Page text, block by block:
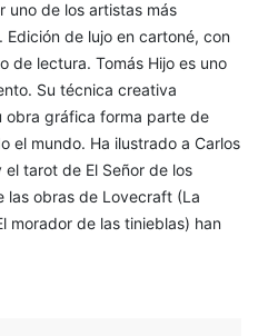
uno de los artistas más
de lujo en cartoné, con
de lectura. Tomás Hijo es uno
Su técnica creativa
obra gráfica forma parte de
el mundo. Ha ilustrado a Carlos
tarot de El Señor de los
las obras de Lovecraft (La
morador de las tinieblas) han